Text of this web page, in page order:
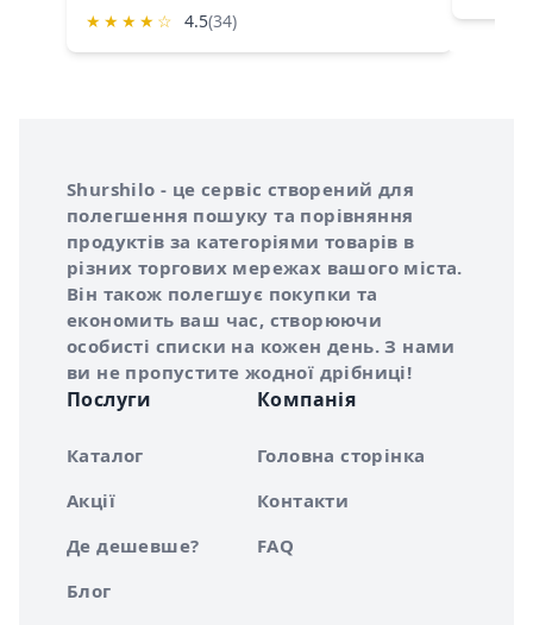
★ ★ ★ ★ ☆ 4.5(34)
Про сервіс Shurshilo
Shurshilo - це сервіс створений для
полегшення пошуку та порівняння
продуктів за категоріями товарів в
різних торгових мережах вашого міста.
Він також полегшує покупки та
економить ваш час, створюючи
особисті списки на кожен день. З нами
ви не пропустите жодної дрібниці!
Послуги
Каталог
Акції
Де дешевше?
Блог
Компанія
Головна сторінка
Контакти
FAQ